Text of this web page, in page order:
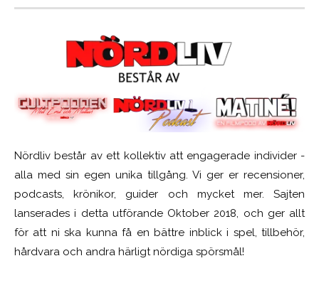
Nördliv består av ett kollektiv att engagerade individer -
alla med sin egen unika tillgång. Vi ger er recensioner,
podcasts, krönikor, guider och mycket mer. Sajten
lanserades i detta utförande Oktober 2018, och ger allt
för att ni ska kunna få en bättre inblick i spel, tillbehör,
hårdvara och andra härligt nördiga spörsmål!